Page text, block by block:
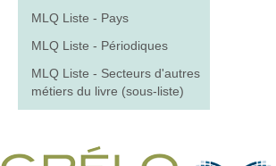
MLQ Liste - Pays
MLQ Liste - Périodiques
MLQ Liste - Secteurs d'autres
métiers du livre (sous-liste)